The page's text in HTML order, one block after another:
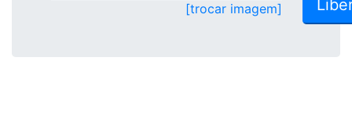
[trocar imagem]